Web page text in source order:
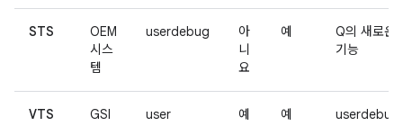
STS
OEM
시스
템
userdebug
아
니
요
예
Q의 새로운
기능
VTS GSI user 예 예
userdebug